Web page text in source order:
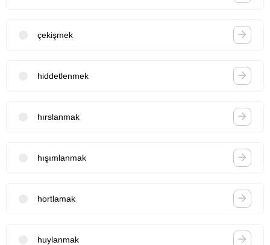
çekişmek
hiddetlenmek
hırslanmak
hışımlanmak
hortlamak
huylanmak